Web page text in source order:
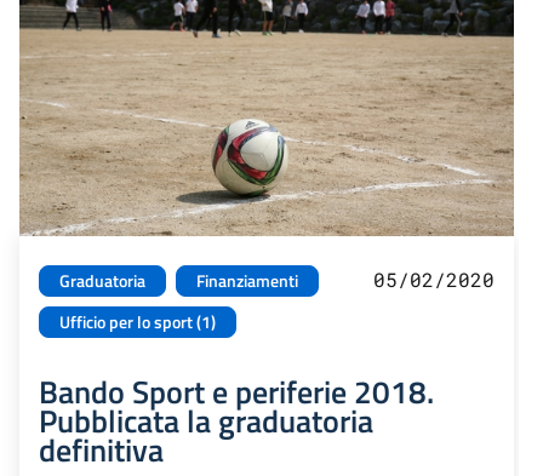
Graduatoria
Finanziamenti
Ufficio per lo sport (1)
05/02/2020
Bando Sport e periferie 2018.
Pubblicata la graduatoria
definitiva